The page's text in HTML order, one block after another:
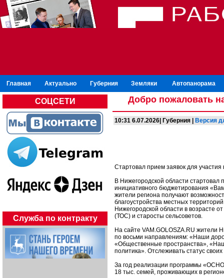
Главная Актуально Губерния Земляки Автопанорама
СОЦСЕТИ
Служба по контракту
Добро пожаловать
10:31 6.07.2026| Губерния | Версия
Стартовал прием заявок для
В Нижегородской области стартовал
инициативного бюджетирования
жители региона получают
благоустройства местных
Нижегородской области в возрасте
(ТОС) и старосты сельсоветов.
На сайте VAM.GOLOSZA.RU жители
по восьми направлениям: «Наши
«Общественные пространства»,
политика». Отслеживать статус
За год реализации программы
18 тыс. семей, проживающих в